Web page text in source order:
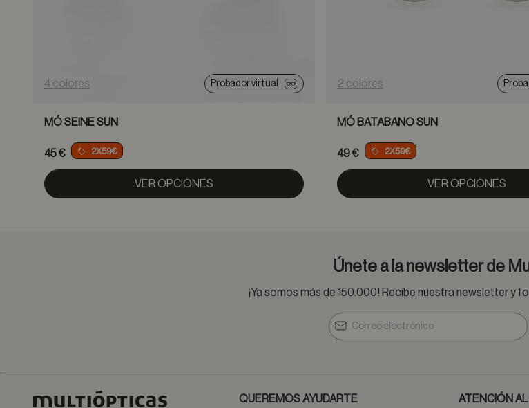
4 colores Probador virtual
MÓ SEINE SUN
45 € 2X59€
VER OPCIONES
2 colores
MÓ BATABANO SUN
49 € 2X59€
VER OPCIONES
Únete a la newsletter de
¡Ya somos más de 150.000! Recibe nuestra newsletter y
QUEREMOS AYUDARTE ATENCIÓN